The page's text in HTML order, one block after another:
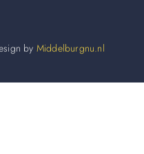
by Middelburgnu.nl